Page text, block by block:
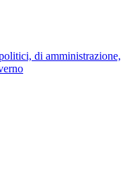
di amministrazione,